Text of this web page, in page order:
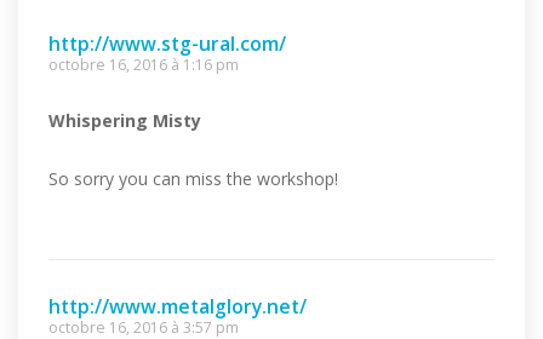
http://www.stg-ural.com/
octobre 16, 2016 à 1:16 pm
Whispering Misty
So sorry you can miss the workshop!
http://www.metalglory.net/
octobre 16, 2016 à 3:57 pm